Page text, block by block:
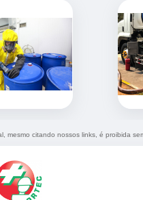
mesmo citando nossos links, é proibida